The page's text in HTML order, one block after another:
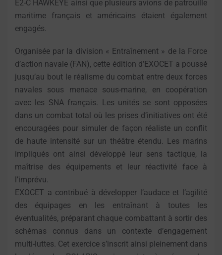
E2-C HAWKEYE ainsi que plusieurs avions de patrouille
maritime français et américains étaient également
engagés.
Organisée par la division « Entraînement » de la Force
d’action navale (FAN), cette édition d’EXOCET a poussé
jusqu’au bout le réalisme du combat entre deux forces
navales sous menace sous-marine, en coopération
avec les SNA français. Les unités se sont opposées
dans un combat total où les prises d’initiatives ont été
encouragées pour simuler de façon réaliste un conflit
de haute intensité sur un théâtre étendu. Les marins
impliqués ont ainsi développé leur sens tactique, la
maîtrise des équipements et leur réactivité face à
l’imprévu.
EXOCET a contribué à développer l’audace et l’agilité
des équipages en les entraînant à toutes les
éventualités, préparant chaque combattant à sortir des
schémas connus dans un contexte d’engagement
multi-luttes. Cet exercice s’inscrit ainsi pleinement dans